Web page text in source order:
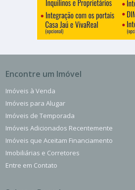
Encontre um Imóvel
Imóveis à Venda
Imóveis para Alugar
Imóveis de Temporada
Imóveis Adicionados Recentemente
Imóveis que Aceitam Financiamento
Imobiliárias e Corretores
Entre em Contato